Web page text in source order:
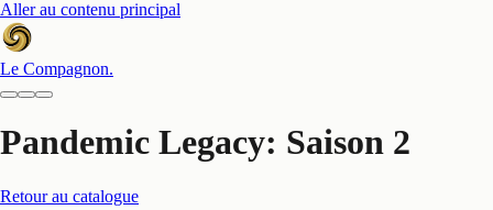
Aller au contenu principal
Le Compagnon.
Pandemic Legacy: Saison 2
Retour au catalogue